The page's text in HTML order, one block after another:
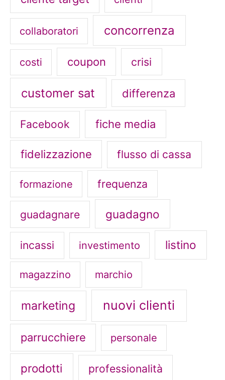
collaboratori concorrenza
costi coupon crisi
customer sat differenza
Facebook fiche media
fidelizzazione flusso di cassa
formazione frequenza
guadagnare guadagno
incassi investimento listino
magazzino marchio
marketing nuovi clienti
parrucchiere personale
prodotti professionalità